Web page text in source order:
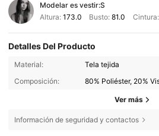
Modelar es vestir:S
Altura: 173.0 Busto:81.0 Cintura:
Detalles Del Producto
Material:
Tela tejida
Composición:
80% Poliéster, 20%
Ver más
Información de seguridad y contactos